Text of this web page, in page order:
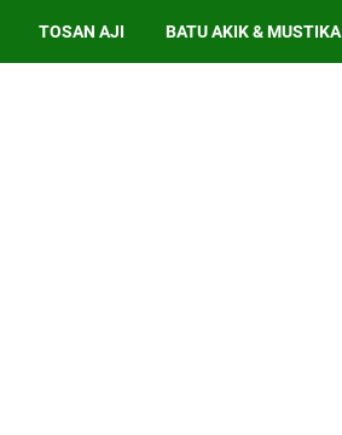
TOSAN AJI BATU AKIK & MUSTIKA